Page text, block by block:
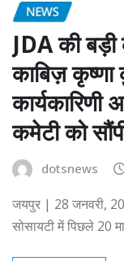
NEWS
JDA की बड़ी
काबिज़
कार्यकारिणी
कमेटी को
dotsnews
जयपुर | 28 जनवरी,
सोसायटी में पिछले 20